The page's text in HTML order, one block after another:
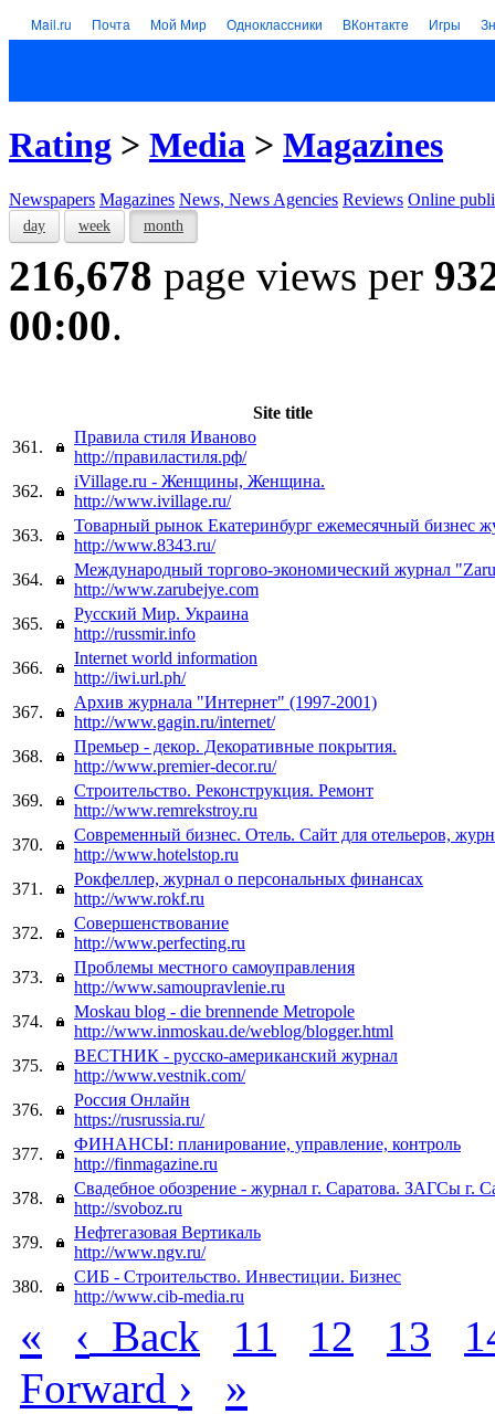
Mail.ru Почта Мой Мир Одноклассники ВКонтакте Игры
Rating > Media > Magazines
Newspapers Magazines News, News Agencies Reviews Online
day week month
216,678 page views per
00:00.
Site title
361.
Правила стиля Иваново
http://правиластиля.рф/
362.
iVillage.ru - Женщины, Женщина.
http://www.ivillage.ru/
363.
Товарный рынок Екатеринбург ежемесячный бизнес
http://www.8343.ru/
364.
Международный торгово-экономический журнал
http://www.zarubejye.com
365.
Русский Мир. Украина
http://russmir.info
366.
Internet world information
http://iwi.url.ph/
367.
Архив журнала "Интернет" (1997-2001)
http://www.gagin.ru/internet/
368.
Премьер - декор. Декоративные покрытия.
http://www.premier-decor.ru/
369.
Строительство. Реконструкция. Ремонт
http://www.remrekstroy.ru
370.
Современный бизнес. Отель. Сайт для отельеров,
http://www.hotelstop.ru
371.
Рокфеллер, журнал о персональных финансах
http://www.rokf.ru
372.
Совершенствование
http://www.perfecting.ru
373.
Проблемы местного самоуправления
http://www.samoupravlenie.ru
374.
Moskau blog - die brennende Metropole
http://www.inmoskau.de/weblog/blogger.html
375.
ВЕСТНИК - русско-американский журнал
http://www.vestnik.com/
376.
Россия Онлайн
https://rusrussia.ru/
377.
ФИНАНСЫ: планирование, управление, контроль
http://finmagazine.ru
378.
Свадебное обозрение - журнал г. Саратова. ЗАГСы г.
http://svoboz.ru
379.
Нефтегазовая Вертикаль
http://www.ngv.ru/
380.
СИБ - Строительство. Инвестиции. Бизнес
http://www.cib-media.ru
« ‹ Back 11 12 13
Forward › »